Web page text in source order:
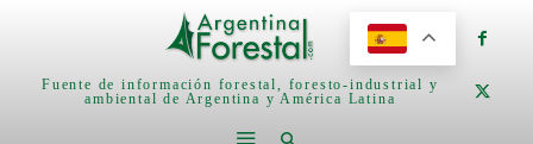
Fuente de información forestal, foresto-industrial y
ambiental de Argentina y América Latina